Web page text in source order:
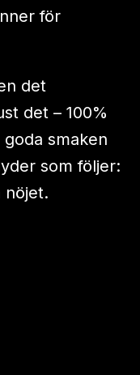
för
det
det – 100%
smaken
som följer:
nöjet.